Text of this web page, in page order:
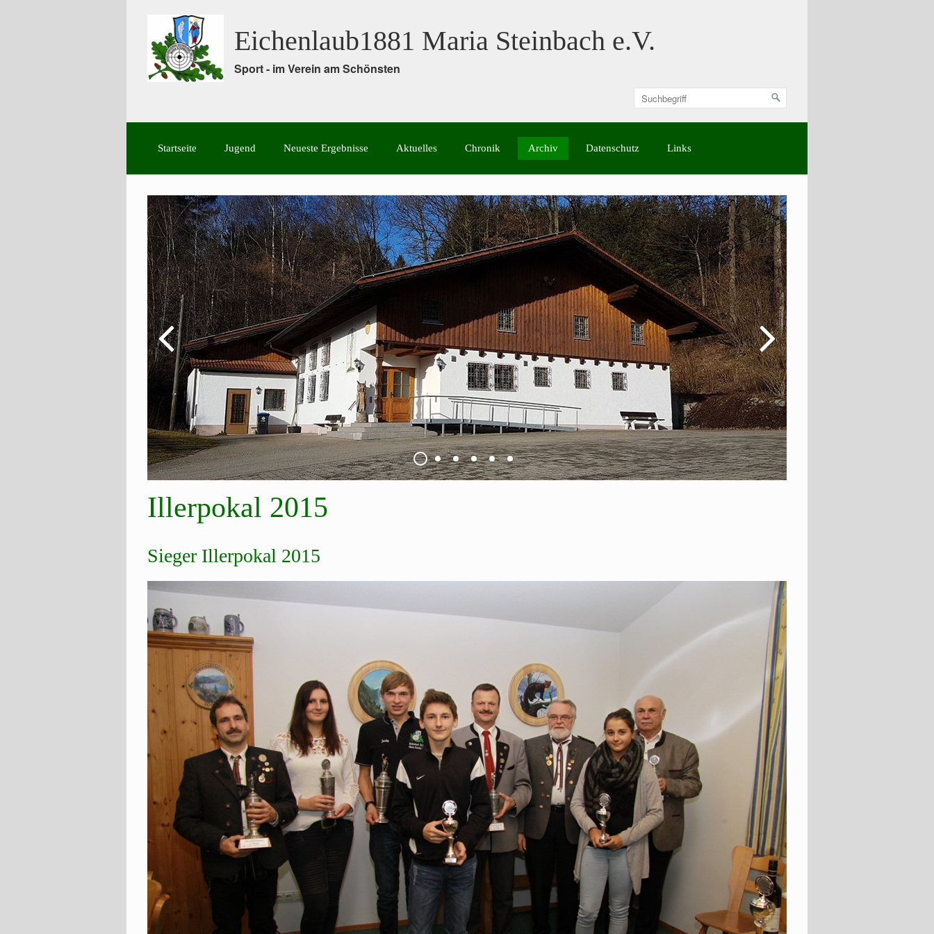
Eichenlaub1881 Maria Steinbach e.V.
Sport - im Verein am Schönsten
Startseite Jugend Neueste Ergebnisse Aktuelles Chronik Archiv Datenschutz Links
Illerpokal 2015
Sieger Illerpokal 2015